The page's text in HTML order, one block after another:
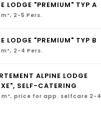
LODGE "PREMIUM" TYP A
2-5 Pers.
LODGE "PREMIUM" TYP B
2-4 Pers.
ALPINE LODGE
SELF-CATERING
m², price for app. selfcare 2-4